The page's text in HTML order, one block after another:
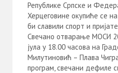
Републике Српске и
Херцеговине окупиће се
би славили спорт и
Свечано отварање МОСИ
јула у 18.00 часова на
Милутиновић – Плава
програм, свечани дефиле